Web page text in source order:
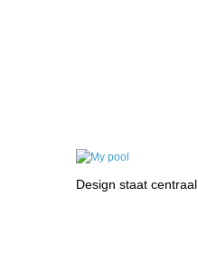
Design staat centraal